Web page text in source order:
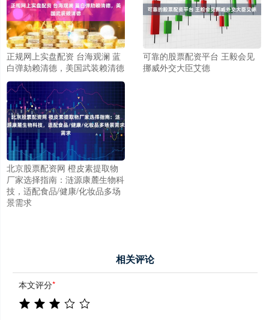
正规网上实盘配资 台海观澜 蓝
白弹劾赖清德，美国武装赖清德
可靠的股票配资平台 王毅会见
挪威外交大臣艾德
北京股票配资网 橙皮素提取物
厂家选择指南：涟源康麓生物科
技，适配食品/健康/化妆品多场
景需求
相关评论
本文评分*